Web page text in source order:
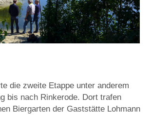
die zweite Etappe unter anderem
bis nach Rinkerode. Dort trafen
Biergarten der Gaststätte Lohmann